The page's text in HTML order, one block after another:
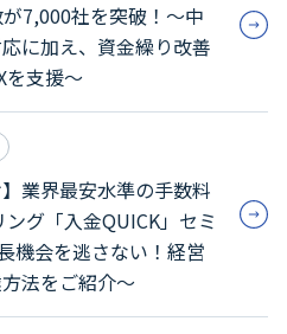
が7,000社を突破！～中
に加え、資金繰り改善
を支援～
業界最安水準の手数料
グ「入金QUICK」セミ
機会を逃さない！経営
法をご紹介～